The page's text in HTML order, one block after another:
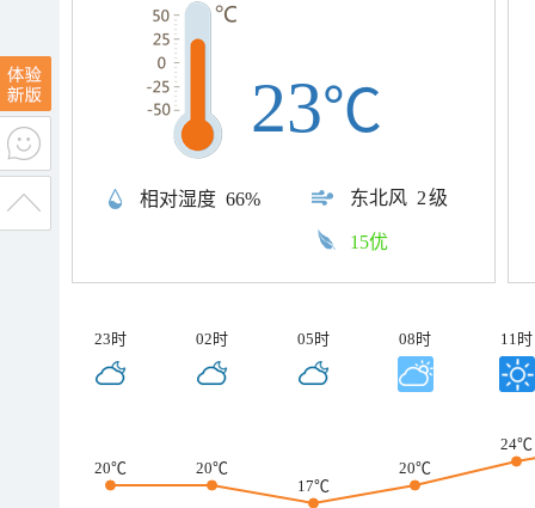
相对湿度 66% 东北风 2级
23℃
15优
23时 02时 05时 08时 11时
20℃
20℃
17℃
20℃
24℃